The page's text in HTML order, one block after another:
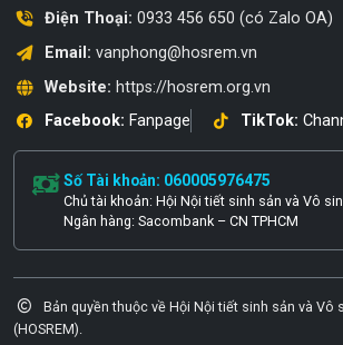
Điện Thoại: 0933 456 650 (có Zalo OA)
Email: vanphong@hosrem.vn
Website: https://hosrem.org.vn
Facebook: Fanpage TikTok:
Số Tài khoản: 060005976475
Chủ tài khoản: Hội Nội tiết sinh sản và Vô
Ngân hàng: Sacombank – CN TPHCM
Bản quyền thuộc về Hội Nội tiết sinh sản và Vô
(HOSREM).